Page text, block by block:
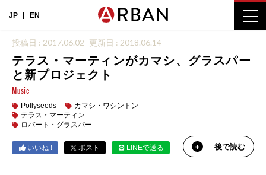
JP EN
投稿日 : 2017.06.02 更新日 : 2018.06.14
テラス・マーティンがカマシ、グラスパー
と新プロジェクト
Music
Pollyseeds
カマシ・ワシントン
テラス・マーティン
ロバート・グラスパー
いいね ! ポスト LINEで送る 後で読む